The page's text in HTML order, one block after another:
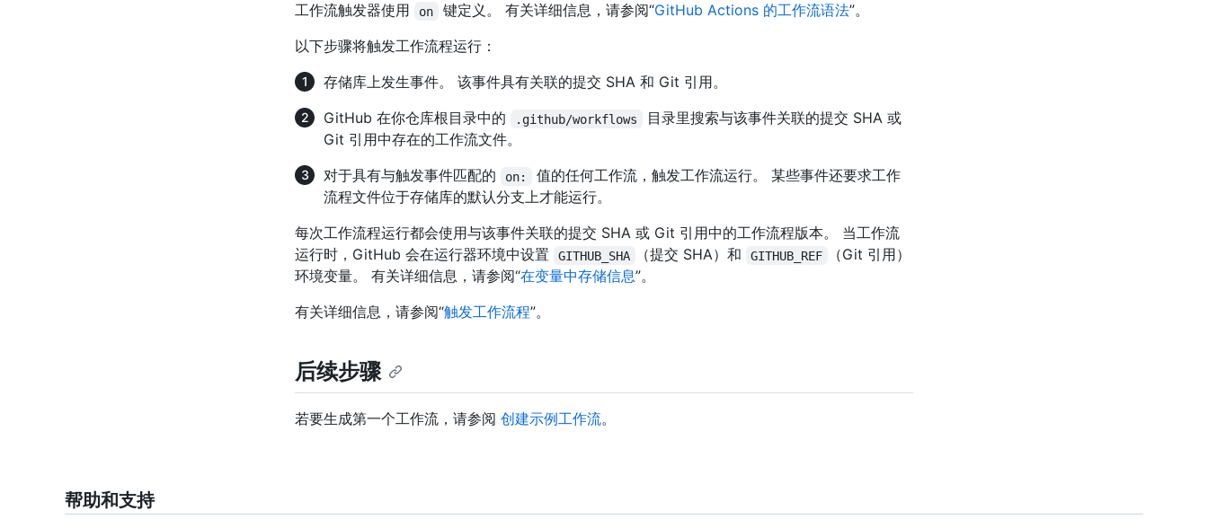
工作流触发器使用
on 键定义。 有关详细信息，请参阅“GitHub Actions 的工作流语法”。
以下步骤将触发工作流程运行：
存储库上发生事件。 该事件具有关联的提交 SHA 和 Git 引用。
GitHub 在你仓库根目录中的
.github/workflows
目录里搜索与该事件关联的提交 SHA 或
Git 引用中存在的工作流文件。
对于具有与触发事件匹配的
on:
值的任何工作流，触发工作流运行。 某些事件还要求工作
流程文件位于存储库的默认分支上才能运行。
每次工作流程运行都会使用与该事件关联的提交 SHA 或 Git 引用中的工作流程版本。 当工作流
运行时，GitHub 会在运行器环境中设置
GITHUB_SHA （提交 SHA）和 GITHUB_REF
（Git 引用）
环境变量。 有关详细信息，请参阅“在变量中存储信息”。
有关详细信息，请参阅“触发工作流程”。
后续步骤
若要生成第一个工作流，请参阅 创建示例工作流。
帮助和支持